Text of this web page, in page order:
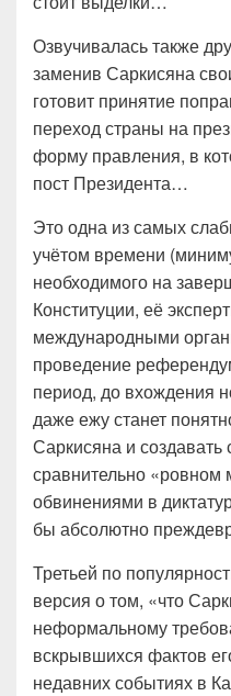
Озвучивалась также
заменив Саркисяна
готовит принятие
переход страны на
форму правления, в
пост Президента…
Это одна из самых
учётом времени
необходимого на
Конституции, её
международными
проведение
период, до вхождения
даже ежу станет
Саркисяна и
сравнительно «ровном
обвинениями в
бы абсолютно
Третьей по
версия о том, «что
неформальному
вскрывшихся фактов
недавних событиях в